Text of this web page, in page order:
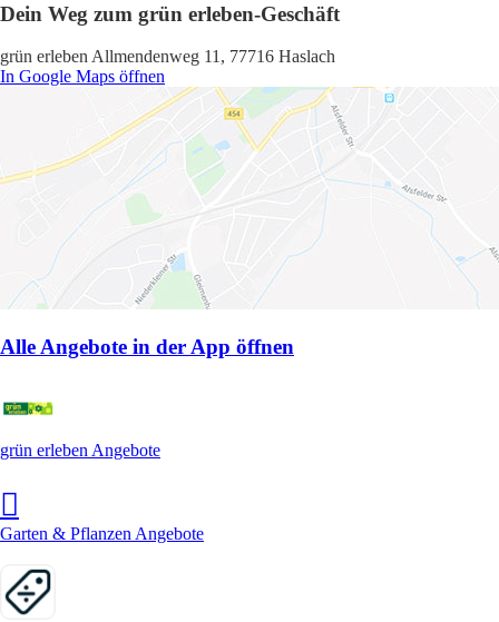
Dein Weg zum grün erleben-Geschäft
grün erleben Allmendenweg 11, 77716 Haslach
In Google Maps öffnen
Alle Angebote in der App öffnen
grün erleben Angebote
Garten & Pflanzen Angebote